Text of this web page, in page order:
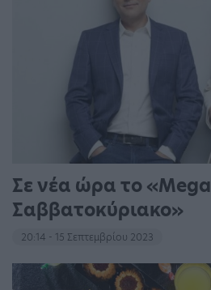
Σε νέα ώρα το «Mega
Σαββατοκύριακο»
20:14 - 15 Σεπτεμβρίου 2023